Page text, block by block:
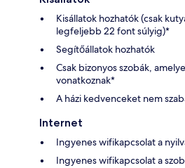
Kisállatok hozhatók (csak
legfeljebb 22 font súlyig)*
Segítőállatok hozhatók
Csak bizonyos szobák,
vonatkoznak*
A házi kedvenceket nem
Internet
Ingyenes wifikapcsolat a
Ingyenes wifikapcsolat a